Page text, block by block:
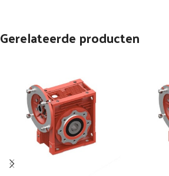
Gerelateerde producten